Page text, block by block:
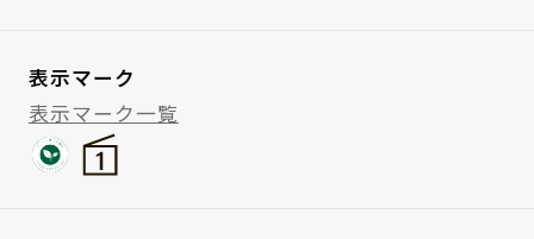
表示マーク
表示マーク一覧